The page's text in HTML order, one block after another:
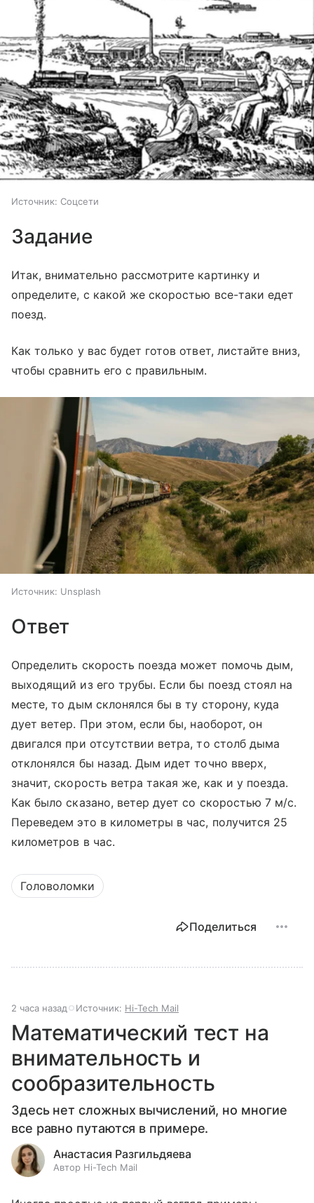
Источник: Соцсети
Задание
Итак, внимательно рассмотрите картинку и
определите, с какой же скоростью все-таки едет
поезд.
Как только у вас будет готов ответ, листайте вниз,
чтобы сравнить его с правильным.
Источник: Unsplash
Ответ
Определить скорость поезда может помочь дым,
выходящий из его трубы. Если бы поезд стоял на
месте, то дым склонялся бы в ту сторону, куда
дует ветер. При этом, если бы, наоборот, он
двигался при отсутствии ветра, то столб дыма
отклонялся бы назад. Дым идет точно вверх,
значит, скорость ветра такая же, как и у поезда.
Как было сказано, ветер дует со скоростью 7 м/с.
Переведем это в километры в час, получится 25
километров в час.
Головоломки
Поделиться
2 часа назад Источник: Hi-Tech Mail
Математический тест на
внимательность и
сообразительность
Здесь нет сложных вычислений, но многие
все равно путаются в примере.
Анастасия Разгильдяева
Автор Hi-Tech Mail